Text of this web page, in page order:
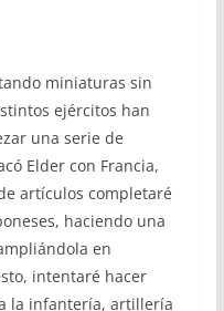
miniaturas sin
ejércitos han
una serie de
Elder con Francia,
artículos completaré
haciendo una
en
intentaré hacer
la infantería, artillería